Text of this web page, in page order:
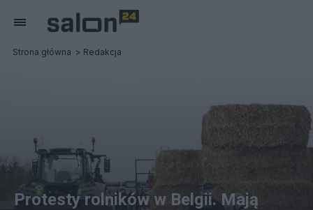
Strona główna Redakcja
Protesty rolników w Belgii. Mają